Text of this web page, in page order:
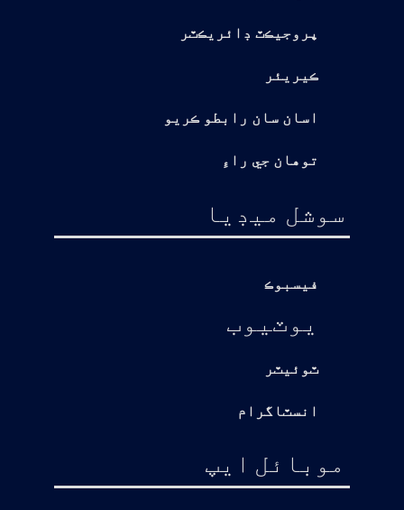
پروجيڪٽ ڊائريڪٽر
ڪيريئر
اسان سان رابطو ڪريو
توهان جي راءِ
سوشل ميڊيا
فيسبوڪ
يوٽيوب
ٽوئيٽر
انسٽاگرام
موبائل ايپ